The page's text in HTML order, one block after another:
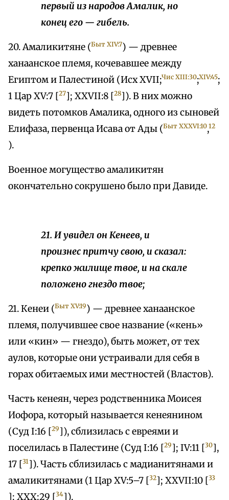
первый из народов Амалик, но
конец его — гибель.
20. Амаликитяне (Быт XIV:7) — древнее
ханаанское племя, кочевавшее между
Египтом и Палестиной (Исх XVII;Чис XIII:30;XIV:45;
1 Цар XV:7 [27]; XXVII:8 [28]). В них можно
видеть потомков Амалика, одного из сыновей
Елифаза, первенца Исава от Ады (Быт XXXVI:10,12
).
Военное могущество амаликитян
окончательно сокрушено было при Давиде.
21. И увидел он Кенеев, и
произнес притчу свою, и сказал:
крепко жилище твое, и на скале
положено гнездо твое;
21. Кенеи (Быт XV:19) — древнее ханаанское
племя, получившее свое название («кень»
или «кин» — гнездо), быть может, от тех
аулов, которые они устраивали для себя в
горах обитаемых ими местностей (Властов).
Часть кенеян, через родственника Моисея
Иофора, который называется кенеянином
(Суд I:16 [29 ]), сблизилась с евреями и
поселилась в Палестине (Суд I:16 [29 ]; IV:11 [30],
17 [31]). Часть сблизилась с мадианитянами и
амаликитянами (1 Цар XV:5–7 [32]; XXVII:10 [33
]; XXX:29 [34]).